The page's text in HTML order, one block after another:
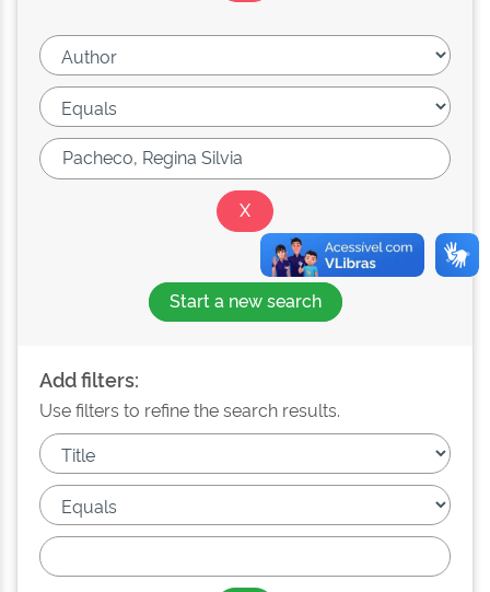
Start a new search
Add filters:
Use filters to refine the search results.